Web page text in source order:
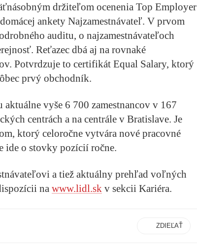
držiteľom ocenenia Top Employer
ankety Najzamestnávateľ. V prvom
auditu, o najzamestnávateľoch
Reťazec dbá aj na rovnaké
Potvrdzuje to certifikát Equal Salary, ktorý
prvý obchodník.
vyše 6 700 zamestnancov v 167
centrách a na centrále v Bratislave. Je
ktorý celoročne vytvára nové pracovné
ide o stovky pozícií ročne.
a tiež aktuálny prehľad voľných
na www.lidl.sk v sekcii Kariéra.
ZDIEĽAŤ